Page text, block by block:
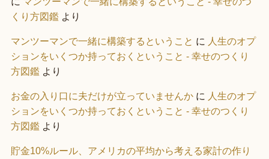
くり方図鑑より
マンツーマンで一緒に構築するということ に 人生のオプ
ションをいくつか持っておくということ - 幸せのつくり
方図鑑より
お金の入り口に夫だけが立っていませんかに 人生のオプ
ションをいくつか持っておくということ - 幸せのつくり
方図鑑より
貯金10%ルール、アメリカの平均から考える家計の作り